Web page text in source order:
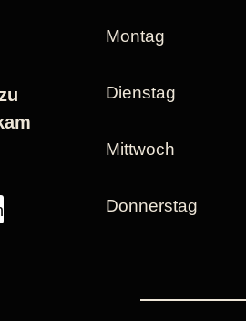
Montag
Dienstag
Mittwoch
Donnerstag